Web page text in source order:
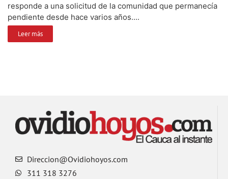
responde a una solicitud de la comunidad que permanecía
pendiente desde hace varios años....
Leer más
Direccion@Ovidiohoyos.com
311 318 3276